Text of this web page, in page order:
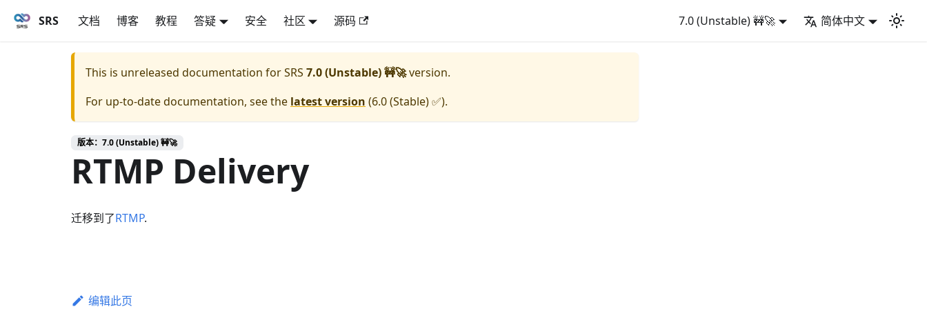
SRS 文档 博客 教程 答疑 安全 社区 源码 7.0 (Unstable) 🚧🚀 简体中文
This is unreleased documentation forSRS 7.0 (Unstable) 🚧🚀version.
For up-to-date documentation, see the latest version (6.0 (Stable) ✅).
版本：7.0 (Unstable) 🚧🚀
RTMP Delivery
迁移到了RTMP.
编辑此页